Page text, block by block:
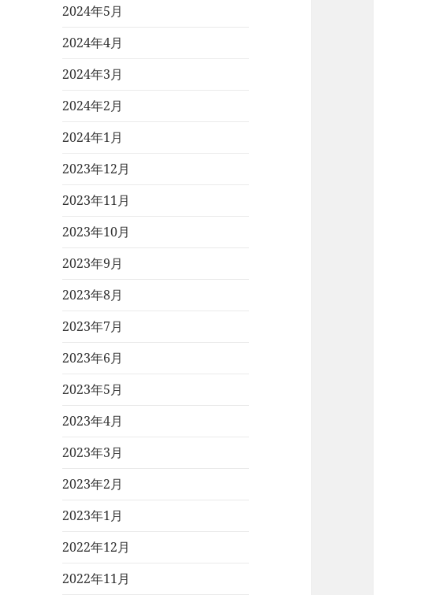
2024年5月
2024年4月
2024年3月
2024年2月
2024年1月
2023年12月
2023年11月
2023年10月
2023年9月
2023年8月
2023年7月
2023年6月
2023年5月
2023年4月
2023年3月
2023年2月
2023年1月
2022年12月
2022年11月